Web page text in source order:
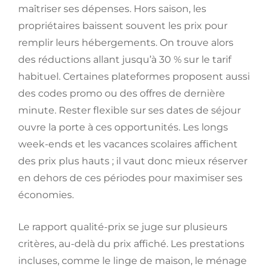
maîtriser ses dépenses. Hors saison, les
propriétaires baissent souvent les prix pour
remplir leurs hébergements. On trouve alors
des réductions allant jusqu’à 30 % sur le tarif
habituel. Certaines plateformes proposent aussi
des codes promo ou des offres de dernière
minute. Rester flexible sur ses dates de séjour
ouvre la porte à ces opportunités. Les longs
week-ends et les vacances scolaires affichent
des prix plus hauts ; il vaut donc mieux réserver
en dehors de ces périodes pour maximiser ses
économies.
Le rapport qualité-prix se juge sur plusieurs
critères, au-delà du prix affiché. Les prestations
incluses, comme le linge de maison, le ménage